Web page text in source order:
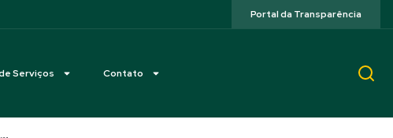
Portal da Transparência
Serviços Contato